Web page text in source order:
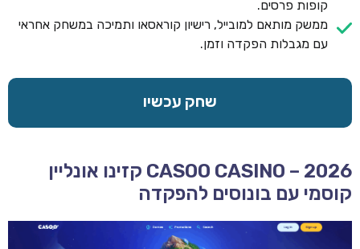
קופות פרסים.
ממשק מותאם למובייל, רישיון קוראסאו ותמיכה במשחק אחראי
עם מגבלות הפקדה וזמן.
שחק עכשיו
CASOO CASINO – 2026 קזינו אונליין
קוסמי עם בונוסים להפקדה